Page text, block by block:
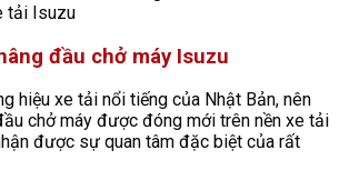
đầu chở máy Isuzu
hiệu xe tải nổi tiếng của Nhật Bản, nên
chở máy được đóng mới trên nền xe tải
được sự quan tâm đặc biệt của rất